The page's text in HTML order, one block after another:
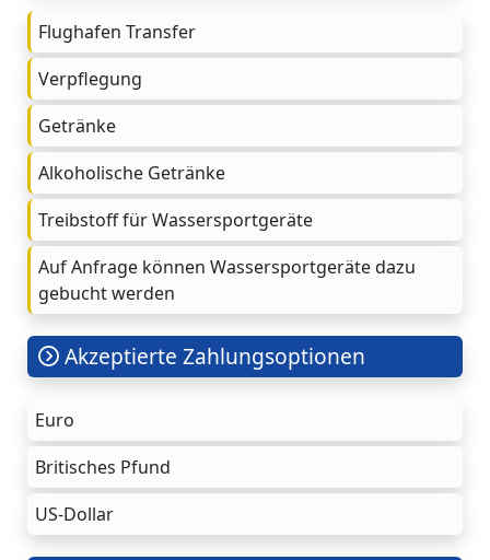
Flughafen Transfer
Verpflegung
Getränke
Alkoholische Getränke
Treibstoff für Wassersportgeräte
Auf Anfrage können Wassersportgeräte dazu
gebucht werden
Akzeptierte Zahlungsoptionen
Euro
Britisches Pfund
US-Dollar